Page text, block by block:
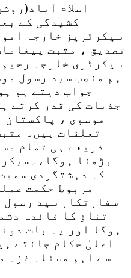
اسلام
کشیدگی کے
سیکرٹریز خارجہ
تصدیق ، مثبت
سیکرٹری خارجہ
ہم منصب سید رسول
جواب دیتے ہو
جذبات کی قدر کرتے
موسوی ، پاکستان
تعلقات ہیں۔
ذریعے ہی تمام
بڑھنا
کہ دہشتگردی
مربوط حکمت
سفارتکار سید رسول
تناؤ کا فائدہ
ہوگا اور یہ بات
اعلیٰ حکام جانتے
سے اہم مسئلہ غزہ